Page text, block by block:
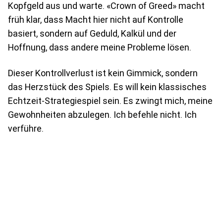
Kopfgeld aus und warte. «Crown of Greed» macht
früh klar, dass Macht hier nicht auf Kontrolle
basiert, sondern auf Geduld, Kalkül und der
Hoffnung, dass andere meine Probleme lösen.
Dieser Kontrollverlust ist kein Gimmick, sondern
das Herzstück des Spiels. Es will kein klassisches
Echtzeit-Strategiespiel sein. Es zwingt mich, meine
Gewohnheiten abzulegen. Ich befehle nicht. Ich
verführe.